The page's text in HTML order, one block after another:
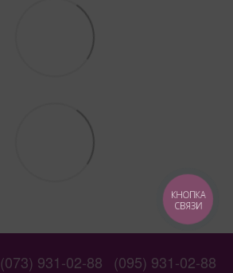
(073) 931-02-88 (095) 931-02-88
КНОПКА
СВЯЗИ